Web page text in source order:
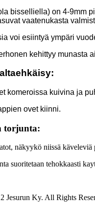
bisselliella) on 4-9mm
vaatenukasta
voi esiintyä ympäri
kehittyy munasta
komeroissa kuivina ja
ovet kiinni.
torjunta:
näkyykö niissä käveleviä
suoritetaan tehokkaasti
Jesurun Ky. All Rights